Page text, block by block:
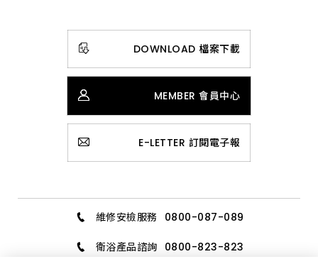
DOWNLOAD 檔案下載
MEMBER 會員中心
E-LETTER 訂閱電子報
維修安檢服務 0800-087-089
衛浴產品諮詢 0800-823-823